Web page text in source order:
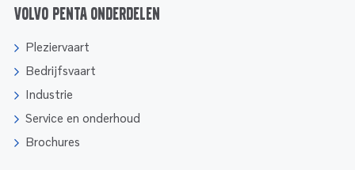
Volvo Penta onderdelen
Pleziervaart
Bedrijfsvaart
Industrie
Service en onderhoud
Brochures